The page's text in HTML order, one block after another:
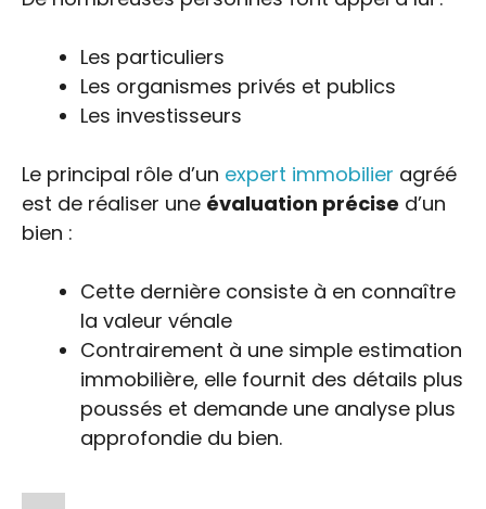
Les particuliers
Les organismes privés et publics
Les investisseurs
Le principal rôle d’un expert immobilier agréé
est de réaliser une évaluation précise d’un
bien :
Cette dernière consiste à en connaître
la valeur vénale
Contrairement à une simple estimation
immobilière, elle fournit des détails plus
poussés et demande une analyse plus
approfondie du bien.